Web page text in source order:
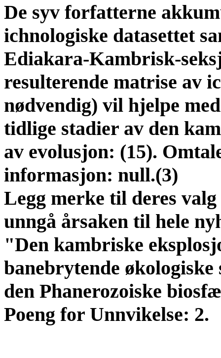
De syv forfatterne
ichnologiske datasettet
Ediakara-Kambrisk-
resulterende matrise av
nødvendig) vil hjelpe
tidlige stadier av den
av evolusjon: (15).
informasjon: null.(3)
Legg merke til deres
unngå årsaken til hele
"Den kambriske
banebrytende
den Phanerozoiske
Poeng for Unnvikelse: 2.